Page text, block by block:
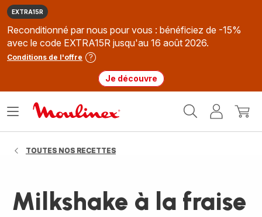
EXTRA15R
Reconditionné par nous pour vous : bénéficiez de -15%
avec le code EXTRA15R jusqu'au 16 août 2026.
Conditions de l'offre
Je découvre
MonMon
Ouvrir
TOUTES NOS RECETTES
Milkshake à la fraise